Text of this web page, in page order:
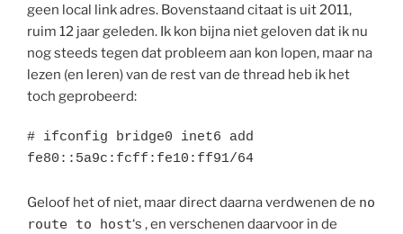
geen local link adres. Bovenstaand citaat is uit 2011,
ruim 12 jaar geleden. Ik kon bijna niet geloven dat ik nu
nog steeds tegen dat probleem aan kon lopen, maar na
lezen (en leren) van de rest van de thread heb ik het
toch geprobeerd:
# ifconfig bridge0 inet6 add
fe80::5a9c:fcff:fe10:ff91/64
Geloof het of niet, maar direct daarna verdwenen de no
route to host‘s , en verschenen daarvoor in de